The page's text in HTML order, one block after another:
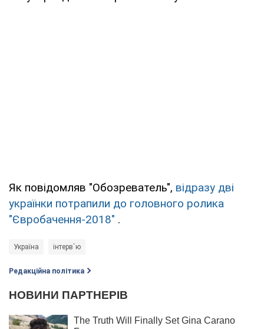
Як повідомляв "Обозреватель", відразу дві
українки потрапили до головного ролика
"Євробачення-2018" .
Україна інтерв`ю
Редакційна політика